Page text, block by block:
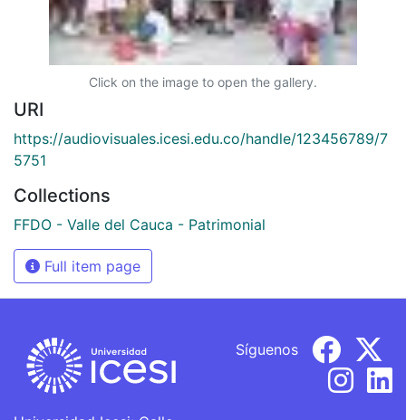
Click on the image to open the gallery.
URI
https://audiovisuales.icesi.edu.co/handle/123456789/7
5751
Collections
FFDO - Valle del Cauca - Patrimonial
Full item page
Síguenos